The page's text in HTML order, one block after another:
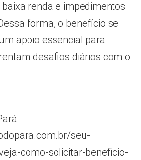
renda e impedimentos
forma, o benefício se
apoio essencial para
desafios diários com o
seu-
como-solicitar-beneficio-